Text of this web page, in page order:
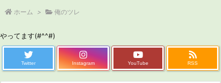
ホーム > 俺のツレ
やってます(#^^#)
Twitter Instagram YouTube RSS